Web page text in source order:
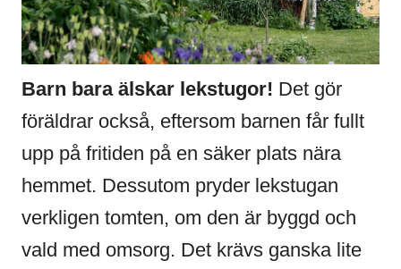
Barn bara älskar lekstugor! Det gör
föräldrar också, eftersom barnen får fullt
upp på fritiden på en säker plats nära
hemmet. Dessutom pryder lekstugan
verkligen tomten, om den är byggd och
vald med omsorg. Det krävs ganska lite